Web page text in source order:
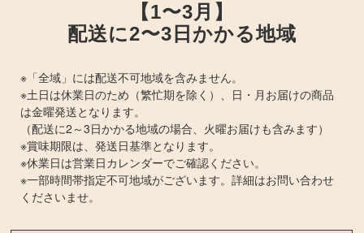
【1〜3月】
配送に2〜3日かかる地域
※「全域」には配送不可地域を含みません。
※土日は休業日のため（繁忙期を除く）、日・月お届けの商品
は金曜発送となります。
（配送に2～3日かかる地域の場合、火曜お届けも含みます）
※賞味期限は、発送日基準となります。
※休業日は営業日カレンダーでご確認ください。
※一部時間帯指定不可地域がございます。詳細はお問い合わせ
くださいませ。